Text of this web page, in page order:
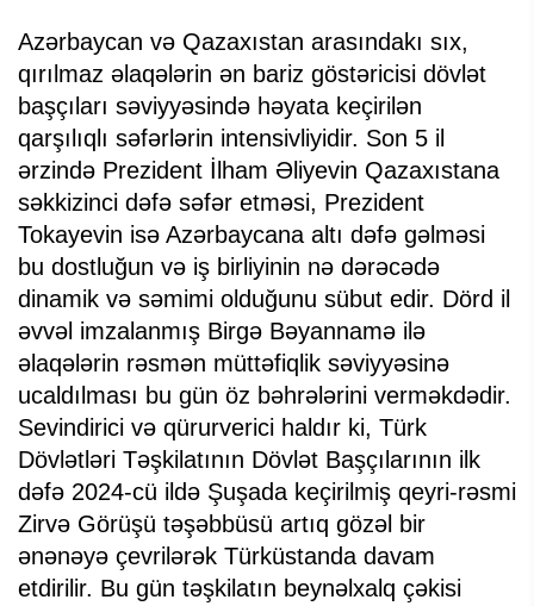
Azərbaycan və Qazaxıstan arasındakı sıx,
qırılmaz əlaqələrin ən bariz göstəricisi dövlət
başçıları səviyyəsində həyata keçirilən
qarşılıqlı səfərlərin intensivliyidir. Son 5 il
ərzində Prezident İlham Əliyevin Qazaxıstana
səkkizinci dəfə səfər etməsi, Prezident
Tokayevin isə Azərbaycana altı dəfə gəlməsi
bu dostluğun və iş birliyinin nə dərəcədə
dinamik və səmimi olduğunu sübut edir. Dörd il
əvvəl imzalanmış Birgə Bəyannamə ilə
əlaqələrin rəsmən müttəfiqlik səviyyəsinə
ucaldılması bu gün öz bəhrələrini verməkdədir.
Sevindirici və qürurverici haldır ki, Türk
Dövlətləri Təşkilatının Dövlət Başçılarının ilk
dəfə 2024-cü ildə Şuşada keçirilmiş qeyri-rəsmi
Zirvə Görüşü təşəbbüsü artıq gözəl bir
ənənəyə çevrilərək Türküstanda davam
etdirilir. Bu gün təşkilatın beynəlxalq çəkisi